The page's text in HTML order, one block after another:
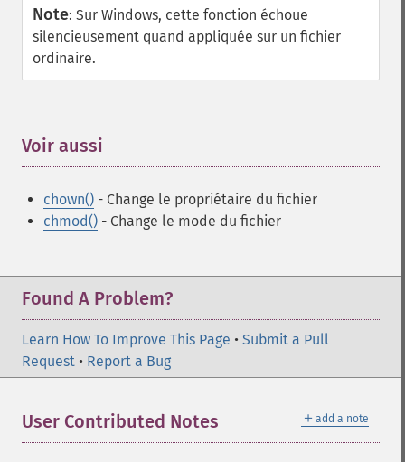
Note: Sur Windows, cette fonction échoue
silencieusement quand appliquée sur un fichier
ordinaire.
Voir aussi
chown() - Change le propriétaire du fichier
chmod() - Change le mode du fichier
Found A Problem?
Learn How To Improve This Page • Submit a Pull
Request • Report a Bug
＋ add a note
User Contributed Notes